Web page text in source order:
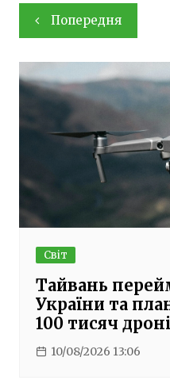
Навігація
записів
Попередня
Світ
Тайвань
України та
100 тисяч
10/08/2026 13:06